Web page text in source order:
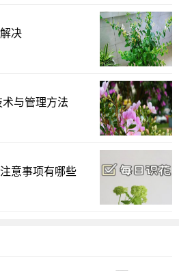
正常浇水
水量最大，每7-10天浇一次
越冬水
年2月基本停止浇水，特别干旱时
可适当增加浇水频次
决
与管理方法
意事项有哪些